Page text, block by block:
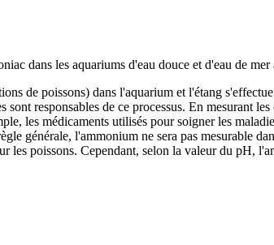
dans les aquariums d'eau douce et d'eau de mer
de poissons) dans l'aquarium et l'étang
responsables de ce processus. En mesurant
les médicaments utilisés pour soigner les
générale, l'ammonium ne sera pas mesurable
les poissons. Cependant, selon la valeur du pH,